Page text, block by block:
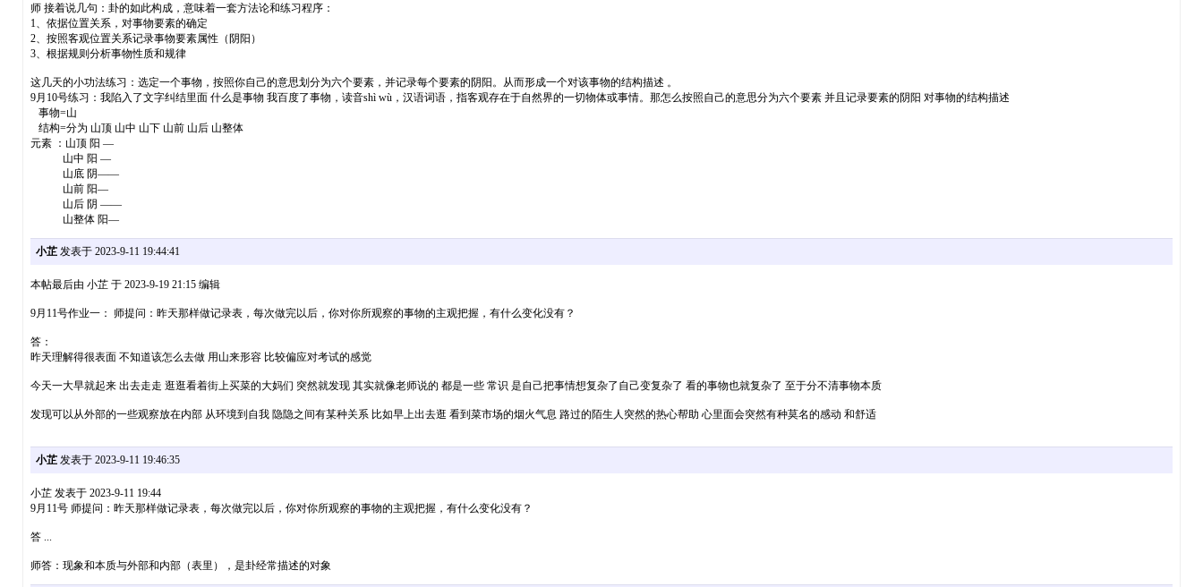
师 接着说几句：卦的如此构成，意味着一套方法论和练习程序：
1、依据位置关系，对事物要素的确定
2、按照客观位置关系记录事物要素属性（阴阳）
3、根据规则分析事物性质和规律
这几天的小功法练习：选定一个事物，按照你自己的意思划分为六个要素，并记录每个要素的阴阳。从而形成一个对该事物的结构描述 。
9月10号练习：我陷入了文字纠结里面 什么是事物 我百度了事物，读音shì wù，汉语词语，指客观存在于自然界的一切物体或事情。那怎么按照自己的意思分为六个要素 并且记录要素的阴阳 对事物的结构描述
事物=山
结构=分为 山顶 山中 山下 山前 山后 山整体
元素 ：山顶 阳 —
山中 阳 —
山底 阴——
山前 阳—
山后 阴 ——
山整体 阳—
小芷发表于 2023-9-11 19:44:41
本帖最后由 小芷 于 2023-9-19 21:15 编辑
9月11号作业一： 师提问：昨天那样做记录表，每次做完以后，你对你所观察的事物的主观把握，有什么变化没有？
答：
昨天理解得很表面 不知道该怎么去做 用山来形容 比较偏应对考试的感觉
今天一大早就起来 出去走走 逛逛看着街上买菜的大妈们 突然就发现 其实就像老师说的 都是一些 常识 是自己把事情想复杂了自己变复杂了 看的事物也就复杂了 至于分不清事物本质
发现可以从外部的一些观察放在内部 从环境到自我 隐隐之间有某种关系 比如早上出去逛 看到菜市场的烟火气息 路过的陌生人突然的热心帮助 心里面会突然有种莫名的感动 和舒适
小芷发表于 2023-9-11 19:46:35
小芷 发表于 2023-9-11 19:44
9月11号 师提问：昨天那样做记录表，每次做完以后，你对你所观察的事物的主观把握，有什么变化没有？
答 ...
师答：现象和本质与外部和内部（表里），是卦经常描述的对象